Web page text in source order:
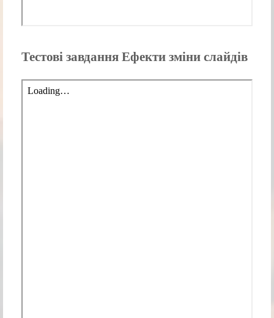
Тестові завдання Ефекти зміни слайдів